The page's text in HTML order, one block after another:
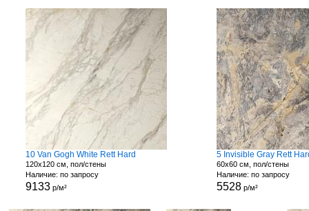
10 Van Gogh White Rett Hard
120x120 см, пол/стены
Наличие: по запросу
9133 р/м²
5 Invisible Gray Rett
60x60 см, пол/стены
Наличие: по запросу
5528 р/м²